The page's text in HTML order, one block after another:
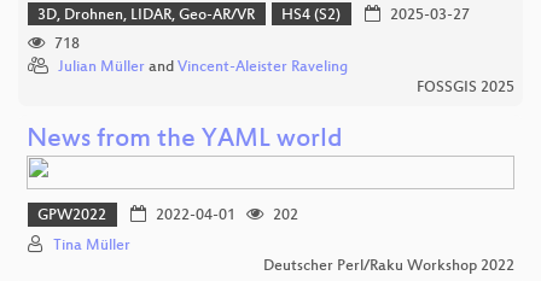
3D, Drohnen, LIDAR, Geo-AR/VR HS4 (S2)
2025-03-27
718
Julian Müller and Vincent-Aleister Raveling
FOSSGIS 2025
News from the YAML world
GPW2022 2022-04-01
202
Tina Müller
Deutscher Perl/Raku Workshop 2022